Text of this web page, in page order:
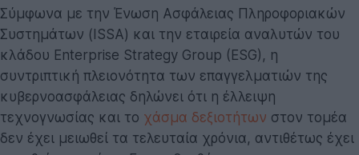
Σύμφωνα με την Ένωση Ασφάλειας Πληροφοριακών
Συστημάτων (ISSA) και την εταιρεία αναλυτών του
κλάδου Enterprise Strategy Group (ESG), η
συντριπτική πλειονότητα των επαγγελματιών της
κυβερνοασφάλειας δηλώνει ότι η έλλειψη
τεχνογνωσίας και το χάσμα δεξιοτήτων στον τομέα
δεν έχει μειωθεί τα τελευταία χρόνια, αντιθέτως έχει